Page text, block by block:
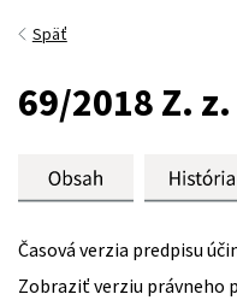
Späť
69/2018 Z. z.
Časová verzia predpisu
Zobraziť verziu právneho